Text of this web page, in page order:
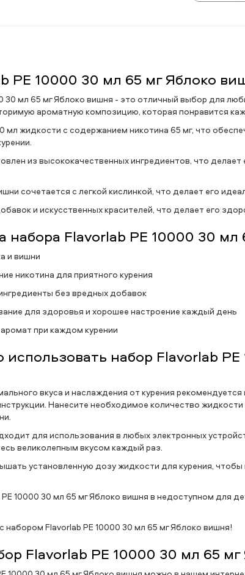
PE 10000 30 мл 65 мг Яблоко
30 мл 65 мг Яблоко вишня - это отличный выбор для
ароматную композицию, которая понравится
мл жидкости с содержанием никотина 65 мг, что
из высококачественных ингредиентов, что
сочетается с легкой кислинкой, что делает его
и искусственных красителей, что делает его
набора Flavorlab PE 10000 30 мл
и вишни
никотина для приятного курения
без вредных добавок
для здоровья и хорошее настроение каждый день
при каждом курении
использовать набор Flavorlab
вкуса и наслаждения от курения
Нанесите необходимое количество
для использования в любых электронных
великолепным вкусом каждый раз.
установленную дозу жидкости для курения,
10000 30 мл 65 мг Яблоко вишня в недоступном для
набором Flavorlab PE 10000 30 мл 65 мг Яблоко вишня!
Flavorlab PE 10000 30 мл 65